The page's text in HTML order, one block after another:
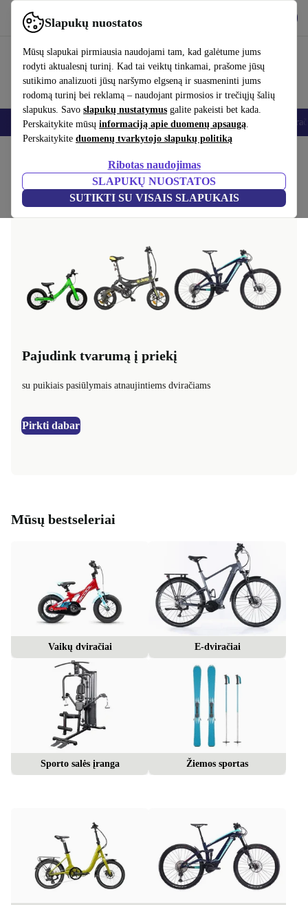
Slapukų nuostatos
Mūsų slapukai pirmiausia naudojami tam, kad galėtume jums
rodyti aktualesnį turinį. Kad tai veiktų tinkamai, prašome jūsų
sutikimo analizuoti jūsų naršymo elgseną ir suasmeninti jums
rodomą turinį bei reklamą – naudojant pirmosios ir trečiųjų šalių
slapukus. Savo slapukų nustatymus galite pakeisti bet kada.
Perskaitykite mūsų informaciją apie duomenų apsaugą.
Perskaitykite duomenų tvarkytojo slapukų politiką
Ribotas naudojimas
SLAPUKŲ NUOSTATOS
SUTIKTI SU VISAIS SLAPUKAIS
Naudok refurbed greitai ir paprastai
Elektronika Buitinė technika Virtuvės Sportas Elektriniai
Pajudink tvarumą į priekį
su puikiais pasiūlymais atnaujintiems dviračiams
Pirkti dabar
Mūsų bestseleriai
Vaikų dviračiai E-dviračiai
Sporto salės įranga Žiemos sportas